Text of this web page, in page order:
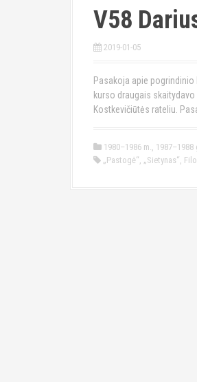
V58
2019-01-05
Pasakoja apie pogrindinio
kurso draugais
Kostkevičiūtės rateliu.
1980–1986 m., 1987–1988
„Pastogė“, „Sietynas“,